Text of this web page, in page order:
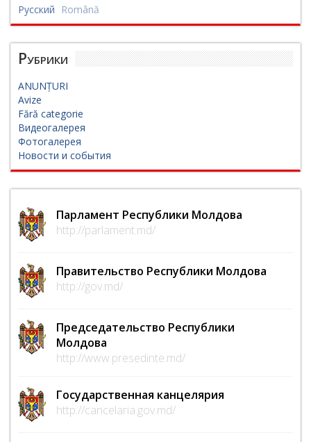
Русский Română
Рубрики
ANUNȚURI
Avize
Fără categorie
Видеогалерея
Фотогалерея
Новости и события
Парламент Республики Молдова
http://parlament.md/
Правительство Республики Молдова
http://gov.md/
Председательство Республики
Молдова
http://www.presedinte.md/
Государственная канцелярия
http://cancelaria.gov.md/